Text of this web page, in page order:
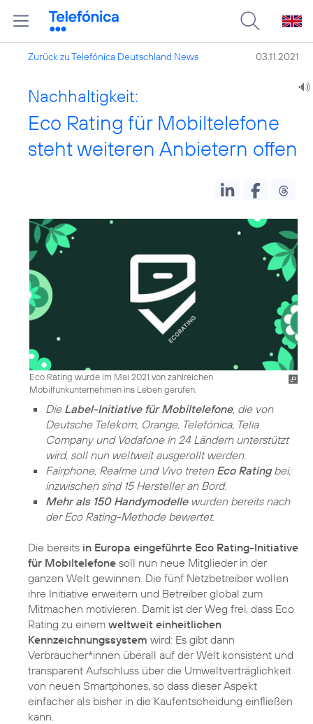
Zurück zu Telefónica Deutschland News 03.11.2021
Nachhaltigkeit:
Eco Rating für Mobiltelefone
steht weiteren Anbietern offen
Eco Rating wurde im Mai 2021 von zahlreichen
Mobilfunkunternehmen ins Leben gerufen.
Die Label-Initiative für Mobiltelefone, die von
Deutsche Telekom, Orange, Telefónica, Telia
Company und Vodafone in 24 Ländern unterstützt
wird, soll nun weltweit ausgerollt werden.
Fairphone, Realme und Vivo treten Eco Ratingbei;
inzwischen sind 15 Hersteller an Bord.
Mehr als 150 Handymodellewurden bereits nach
der Eco Rating-Methode bewertet.
Die bereits in Europa eingeführte Eco Rating-Initiative
für Mobiltelefone soll nun neue Mitglieder in der
ganzen Welt gewinnen. Die fünf Netzbetreiber wollen
ihre Initiative erweitern und Betreiber global zum
Mitmachen motivieren. Damit ist der Weg frei, dass Eco
Rating zu einem weltweit einheitlichen
Kennzeichnungssystem wird: Es gibt dann
Verbraucher*innen überall auf der Welt konsistent und
transparent Aufschluss über die Umweltverträglichkeit
von neuen Smartphones, so dass dieser Aspekt
einfacher als bisher in die Kaufentscheidung einfließen
kann.